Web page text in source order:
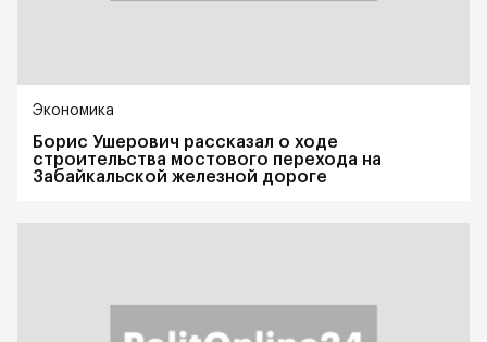
Экономика
Борис Ушерович рассказал о ходе
строительства мостового перехода на
Забайкальской железной дороге